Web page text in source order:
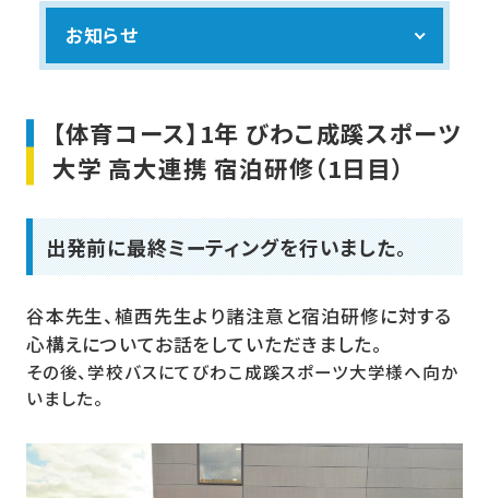
お知らせ
【体育コース】1年 びわこ成蹊スポーツ
大学 高大連携 宿泊研修（1日目）
出発前に最終ミーティングを行いました。
谷本先生、植西先生より諸注意と宿泊研修に対する
心構えについてお話をしていただきました。
その後、学校バスにてびわこ成蹊スポーツ大学様へ向か
いました。